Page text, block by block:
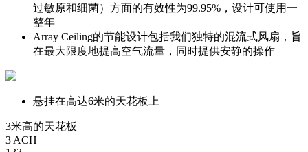
过敏原和细菌）方面的有效性为99.95%，设计可使用一
整年
Array Ceiling的节能设计包括我们独特的混流式风扇，旨
在最大限度地提高空气流量，同时提供安静的操作
悬挂在高达6米的天花板上
3米高的天花板
3 ACH